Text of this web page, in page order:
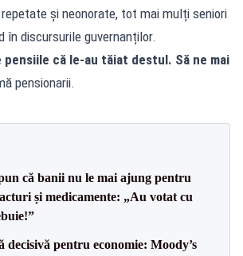
repetate și neonorate, tot mai mulți seniori
în discursurile guvernanților.
pensiile că le-au tăiat destul. Să ne mai
pensionarii.
că banii nu le mai ajung pentru
și medicamente: „Au votat cu
decisivă pentru economie: Moody’s